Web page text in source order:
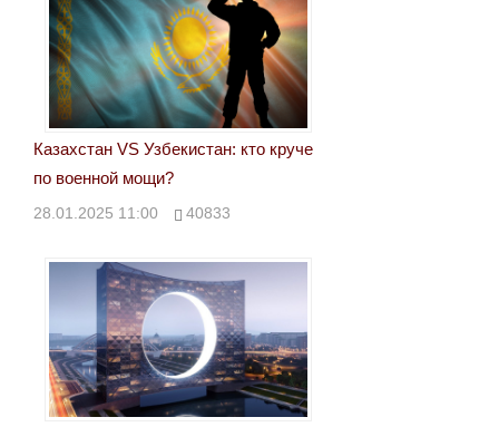
Казахстан VS Узбекистан: кто круче
по военной мощи?
28.01.2025 11:00 40833